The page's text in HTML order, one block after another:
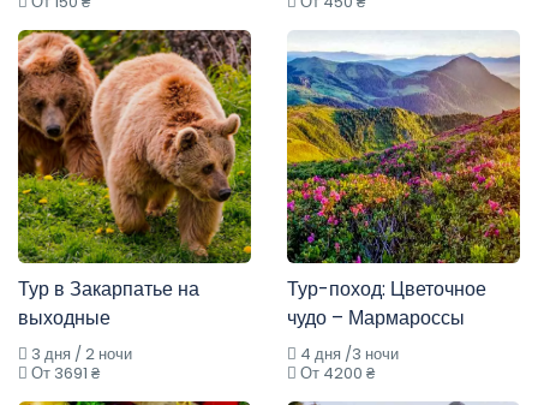
Тур в Закарпатье на
выходные
3 дня / 2 ночи
От 3691 ₴
Тур-поход: Цветочное
чудо – Мармароссы
4 дня /3 ночи
От 4200 ₴